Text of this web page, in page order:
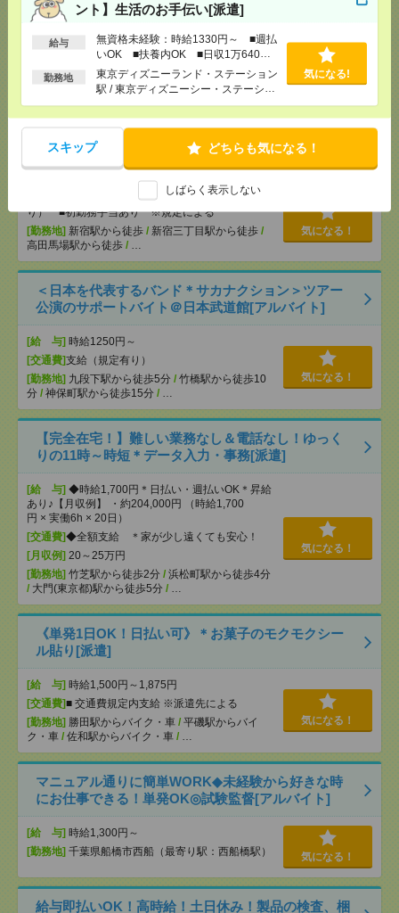
ント】生活のお手伝い[派遣]
給与
無資格未経験：時給1330円～ ■週払
いOK ■扶養内OK ■日収1万640円
以上
勤務地
東京ディズニーランド・ステーション
駅 / 東京ディズニーシー・ステーショ
ン駅 / リゾートゲートウェイ・ステー
ション駅 / …
気になる!
スキップ どちらも気になる！
しばらく表示しない
[給 与]無資格未経験：時給1330円～ ■週払い
OK ■扶養内OK ■日収1万640円以上
交通費全額支給
[勤務地]東京ディズニーランド・ステーション駅/
東京ディズニーシー・ステーション駅/リゾートゲ
気になる！
【シフト自由・現金手渡しOK】iPhoneなどスマホの
充電を繋げるだけ！[派遣]
時給1414円～ ▼日払いOK（規定あ
り） ■初勤務手当あり ※規定による
[勤務地] 新宿駅から徒歩 / 新宿三丁目駅から徒歩 /
高田馬場駅から徒歩 /
気になる！
＜日本を代表するバンド＊サカナクション＞ツアー
公演のサポートバイト＠日本武道館[アルバイト]
[給 与] 時給1250円～
[交通費]支給（規定有り）
[勤務地] 九段下駅から徒歩5分 / 竹橋駅から徒歩10
分 / 神保町駅から徒歩15分 /
気になる！
【完全在宅！】難しい業務なし＆電話なし！ゆっく
りの11時～時短＊データ入力・事務[派遣]
[給 与] ◆時給1,700円＊日払い・週払いOK＊昇給
あり♪【月収例】 ・約204,000円 （時給1,700
円 × 実働6h × 20日）
[交通費]◆全額支給 ＊家が少し遠くても安心！
[月収例] 20～25万円
[勤務地] 竹芝駅から徒歩2分 / 浜松町駅から徒歩4分
/ 大門(東京都)駅から徒歩5分 /
気になる！
《単発1日OK！日払い可》＊お菓子のモクモクシー
ル貼り[派遣]
[給 与] 時給1,500円～1,875円
[交通費]■ 交通費規定内支給 ※派遣先による
[勤務地] 勝田駅からバイク・車 / 平磯駅からバイ
ク・車 / 佐和駅からバイク・車 /
気になる！
マニュアル通りに簡単WORK◆未経験から好きな時
にお仕事できる！単発OK◎試験監督[アルバイト]
[給 与] 時給1,300円～
[勤務地] 千葉県船橋市西船（最寄り駅：西船橋駅） 気になる！
給与即払いOK！高時給！土日休み！製品の検査、梱